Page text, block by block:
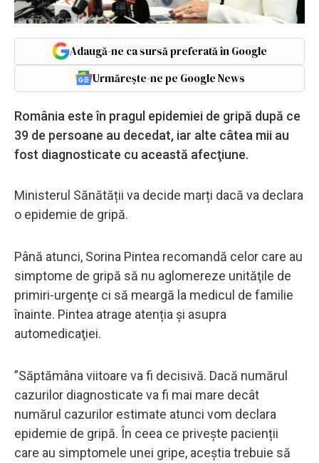
Adaugă-ne ca sursă preferată în Google
Urmărește-ne pe Google News
România este în pragul epidemiei de gripă după ce
39 de persoane au decedat, iar alte câtea mii au
fost diagnosticate cu această afecţiune.
Ministerul Sănătății va decide marți dacă va declara
o epidemie de gripă.
Până atunci, Sorina Pintea recomandă celor care au
simptome de gripă să nu aglomereze unităţile de
primiri-urgenţe ci să meargă la medicul de familie
înainte. Pintea atrage atenția și asupra
automedicaţiei.
”Săptămâna viitoare va fi decisivă. Dacă numărul
cazurilor diagnosticate va fi mai mare decât
numărul cazurilor estimate atunci vom declara
epidemie de gripă. În ceea ce privește pacienții
care au simptomele unei gripe, aceștia trebuie să